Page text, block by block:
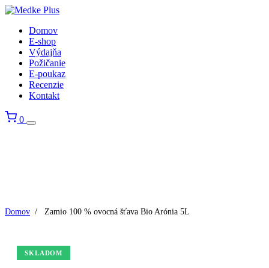
Domov
E-shop
Výdajňa
Požičanie
E-poukaz
Recenzie
Kontakt
0
Domov / Zamio 100 % ovocná šťava Bio Arónia 5L
SKLADOM